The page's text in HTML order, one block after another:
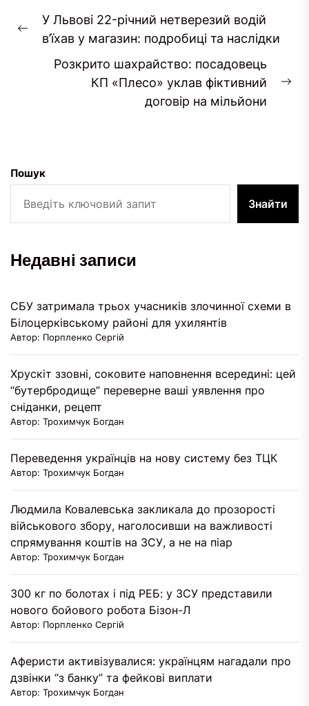
Навігація
записів
Попередній
У Львові 22-річний нетверезий водій
в’їхав у магазин: подробиці та наслідки
Розкрито шахрайство: посадовець
КП «Плесо» уклав фіктивний
договір на мільйони
Пошук
Знайти
Недавні записи
СБУ затримала трьох учасників злочинної схеми в
Білоцерківському районі для ухилянтів
Автор: Порпленко Сергій
Хрускіт ззовні, соковите наповнення всередині: цей
“бутербродище” переверне ваші уявлення про
сніданки, рецепт
Автор: Трохимчук Богдан
Переведення українців на нову систему без ТЦК
Автор: Трохимчук Богдан
Людмила Ковалевська закликала до прозорості
військового збору, наголосивши на важливості
спрямування коштів на ЗСУ, а не на піар
Автор: Трохимчук Богдан
300 кг по болотах і під РЕБ: у ЗСУ представили
нового бойового робота Бізон-Л
Автор: Порпленко Сергій
Аферисти активізувалися: українцям нагадали про
дзвінки “з банку” та фейкові виплати
Автор: Трохимчук Богдан